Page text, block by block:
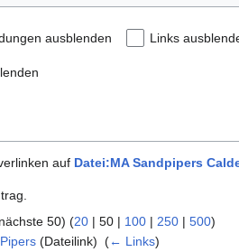
ausblenden Links
auf Datei:MA Sandpipers
nächste 50) (20 | 50 | 100 | 250 | 500)
(Dateilink) ‎(← Links)